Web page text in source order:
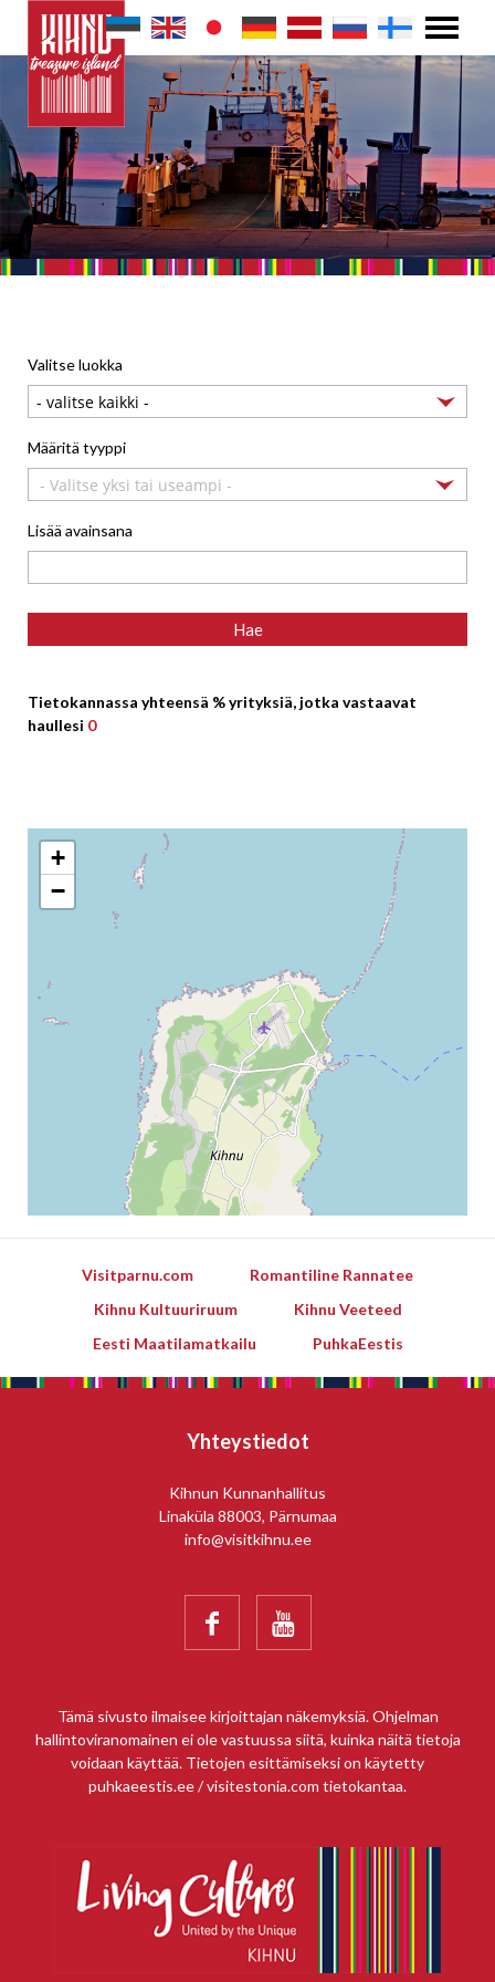
Valitse luokka
Määritä tyyppi
- Valitse yksi tai useampi -
Lisää avainsana
Tietokannassa yhteensä % yrityksiä, jotka vastaavat
haullesi 0
+
−
Visitparnu.com
Romantiline Rannatee
Kihnu Kultuuriruum
Kihnu Veeteed
Eesti Maatilamatkailu
PuhkaEestis
Yhteystiedot
Kihnun Kunnanhallitus
Linaküla 88003, Pärnumaa
info@visitkihnu.ee
 
Tämä sivusto ilmaisee kirjoittajan näkemyksiä. Ohjelman
hallintoviranomainen ei ole vastuussa siitä, kuinka näitä tietoja
voidaan käyttää. Tietojen esittämiseksi on käytetty
puhkaeestis.ee / visitestonia.com tietokantaa.